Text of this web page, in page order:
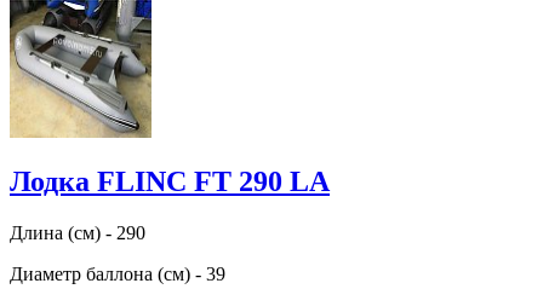
Лодка FLINC FТ 290 LA
Длина (см) - 290
Диаметр баллона (см) - 39